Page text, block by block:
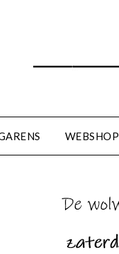
WEBSHOP